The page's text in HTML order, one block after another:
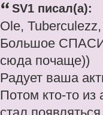
SV1 писал(а):
Ole,
Большое
сюда почаще))
Радует ваша
Потом кто-то